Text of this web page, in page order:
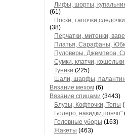
Лифы, шорты,
(61)
Носки,
(38)
Перчатки, митенки,
Платья, Сарафаны,
Пуловеры, Джемпера,
Сумки, клатчи, кошельки
Туники (225)
Шали, шарфы,
Вязание мехом (6)
Вязание спицами (3443)
Блузы, Кофточки, Топы
Болеро, накидки,пончо"
Головные уборы (163)
Жакеты (463)